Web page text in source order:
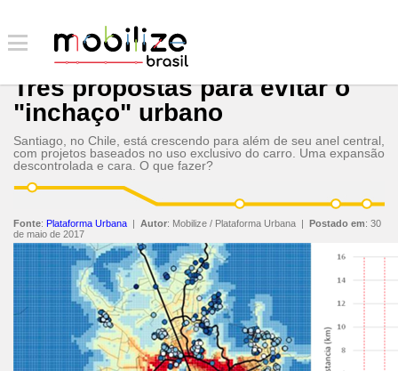
Três propostas para evitar o
"inchaço" urbano
Santiago, no Chile, está crescendo para além de seu anel central,
com projetos baseados no uso exclusivo do carro. Uma expansão
descontrolada e cara. O que fazer?
Fonte: Plataforma Urbana | Autor: Mobilize / Plataforma Urbana | Postado em: 30
de maio de 2017